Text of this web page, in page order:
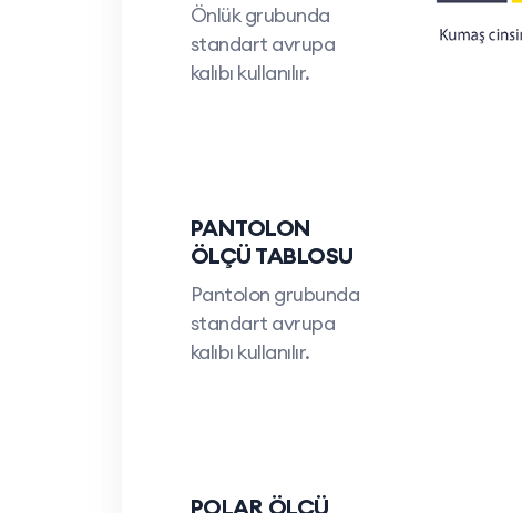
Önlük grubunda
standart avrupa
kalıbı kullanılır.
PANTOLON
ÖLÇÜ TABLOSU
Pantolon grubunda
standart avrupa
kalıbı kullanılır.
POLAR ÖLÇÜ